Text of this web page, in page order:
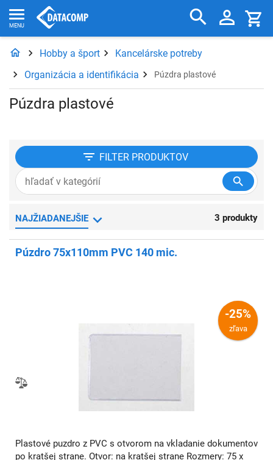
Hobby a šport
Kancelárske potreby
Organizácia a identifikácia
Púzdra plastové
Púzdra plastové
FILTER PRODUKTOV
NAJŽIADANEJŠIE 3 produkty
Púzdro 75x110mm PVC 140 mic.
-25%
zľava
Plastové puzdro z PVC s otvorom na vkladanie dokumentov
po kratšej strane. Otvor: na kratšej strane Rozmery: 75 x